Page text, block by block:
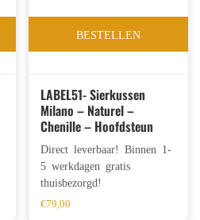
BESTELLEN
LABEL51- Sierkussen
Milano – Naturel –
Chenille – Hoofdsteun
Direct leverbaar! Binnen 1-
5 werkdagen gratis
thuisbezorgd!
€79,00